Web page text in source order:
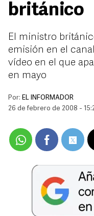
británico
El ministro
emisión en el
vídeo en el que
en mayo
Por: EL INFORMADOR
26 de febrero de 2008 -